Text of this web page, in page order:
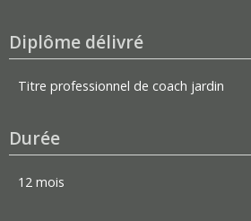
Diplôme délivré
Titre professionnel de coach jardin
Durée
12 mois